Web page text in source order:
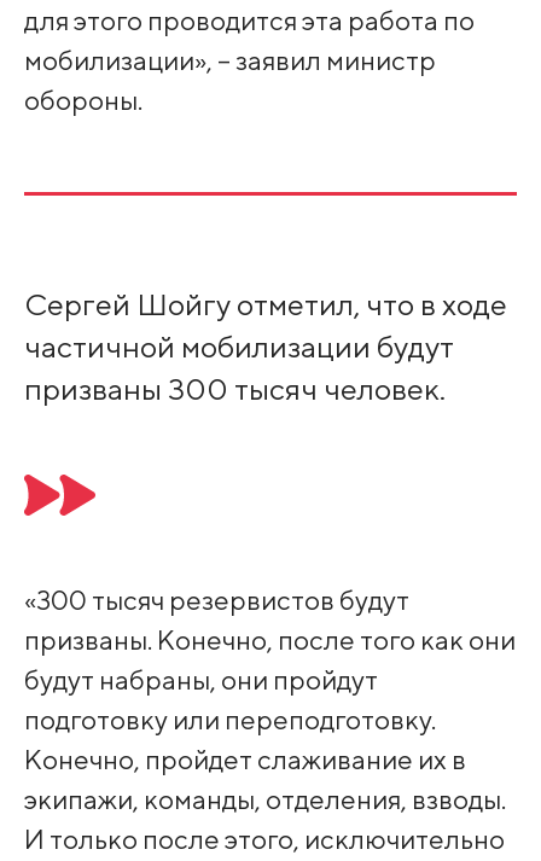
для этого проводится эта работа по
мобилизации», – заявил министр
обороны.
Сергей Шойгу отметил, что в ходе
частичной мобилизации будут
призваны 300 тысяч человек.
«300 тысяч резервистов будут
призваны. Конечно, после того как они
будут набраны, они пройдут
подготовку или переподготовку.
Конечно, пройдет слаживание их в
экипажи, команды, отделения, взводы.
И только после этого, исключительно